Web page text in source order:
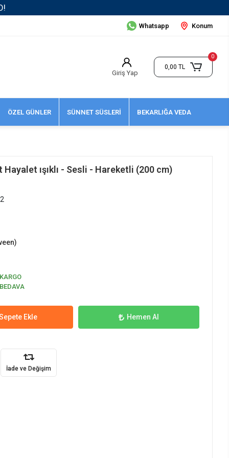
Whatsapp Konum
Giriş Yap
0
0,00 TL
ÖZEL GÜNLER SÜNNET SÜSLERİ BEKARLIĞA VEDA
ışıklı - Sesli - Hareketli (200 cm)
KARGO
BEDAVA
Ekle Hemen Al
İade ve Değişim